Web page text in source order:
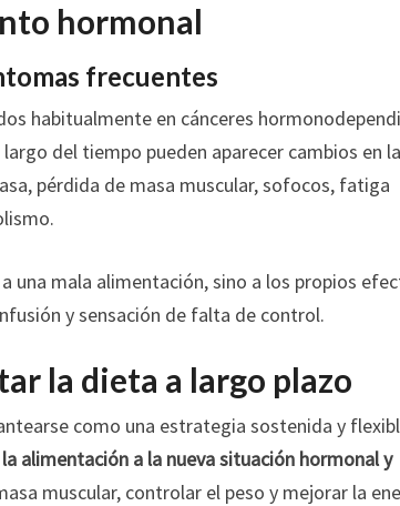
hormonal
frecuentes
habitualmente en cánceres
del tiempo pueden aparecer cambios en la
pérdida de masa muscular, sofocos, fatiga
una mala alimentación, sino a los propios
y sensación de falta de control.
la dieta a largo plazo
como una estrategia sostenida y
alimentación a la nueva situación hormonal y
muscular, controlar el peso y mejorar la